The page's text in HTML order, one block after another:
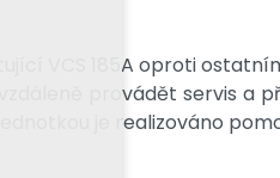
VCS 185A oproti
vzdáleně provádět servis
je realizováno